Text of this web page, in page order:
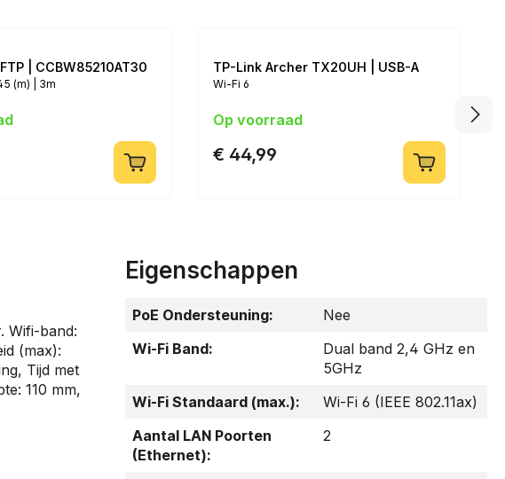
| CCBW85210AT30
(m) | 3m
TP-Link Archer TX20UH | USB-A
Wi-Fi 6
Op voorraad
€ 44,99
Wifi-band:
(max):
Tijd met
110 mm,
Eigenschappen
PoE Ondersteuning:
Nee
Wi-Fi Band:
Dual band 2,4 GHz en
5GHz
Wi-Fi Standaard (max.):
Wi-Fi 6 (IEEE 802.11ax)
Aantal LAN Poorten
(Ethernet):
2